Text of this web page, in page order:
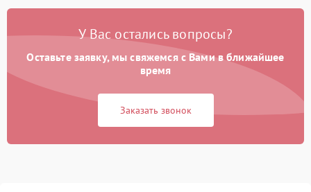
У Вас остались вопросы?
Оставьте заявку, мы свяжемся с Вами в ближайшее
время
Заказать звонок